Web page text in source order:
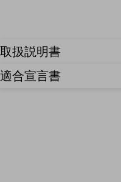
取扱説明書
適合宣言書